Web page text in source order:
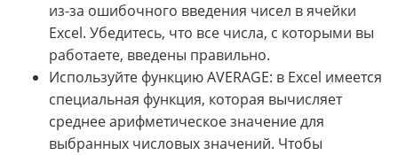
из-за ошибочного введения чисел в ячейки
Excel. Убедитесь, что все числа, с которыми вы
работаете, введены правильно.
Используйте функцию AVERAGE: в Excel имеется
специальная функция, которая вычисляет
среднее арифметическое значение для
выбранных числовых значений. Чтобы